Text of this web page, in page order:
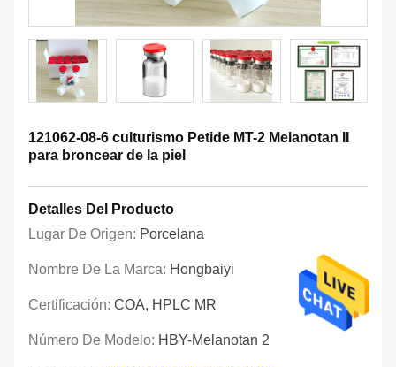
121062-08-6 culturismo Petide MT-2 Melanotan II
para broncear de la piel
Detalles Del Producto
Lugar De Origen: Porcelana
Nombre De La Marca: Hongbaiyi
Certificación: COA, HPLC MR
Número De Modelo: HBY-Melanotan 2